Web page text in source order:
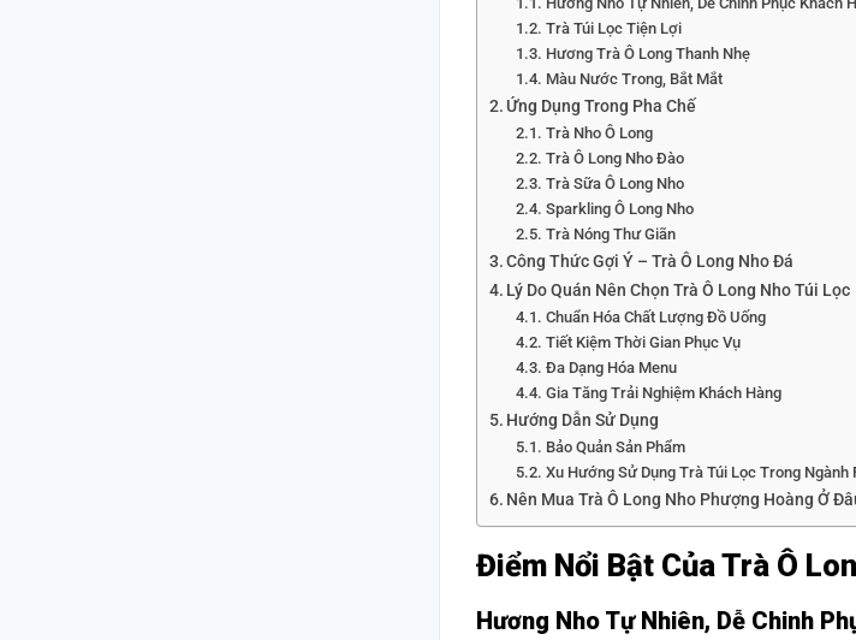
Trà Túi Lọc Tiện Lợi
Hương Trà Ô Long Thanh Nhẹ
Màu Nước Trong, Bắt Mắt
Ứng Dụng Trong Pha Chế
Trà Nho Ô Long
Trà Ô Long Nho Đào
Trà Sữa Ô Long Nho
Sparkling Ô Long Nho
Trà Nóng Thư Giãn
Công Thức Gợi Ý – Trà Ô Long Nho Đá
Lý Do Quán Nên Chọn Trà Ô Long Nho Túi Lọc
Chuẩn Hóa Chất Lượng Đồ Uống
Tiết Kiệm Thời Gian Phục Vụ
Đa Dạng Hóa Menu
Gia Tăng Trải Nghiệm Khách Hàng
Hướng Dẫn Sử Dụng
Bảo Quản Sản Phẩm
Xu Hướng Sử Dụng Trà Túi Lọc Trong Ngành
Nên Mua Trà Ô Long Nho Phượng Hoàng Ở
Điểm Nổi Bật Của Trà Ô
Hương Nho Tự Nhiên, Dễ Chinh